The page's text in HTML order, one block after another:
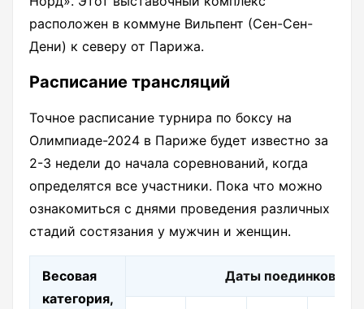
расположен в коммуне Вильпент (Сен-Сен-
Дени) к северу от Парижа.
Расписание трансляций
Точное расписание турнира по боксу на
Олимпиаде-2024 в Париже будет известно за
2-3 недели до начала соревнований, когда
определятся все участники. Пока что можно
ознакомиться с днями проведения различных
стадий состязания у мужчин и женщин.
Весовая
категория,
Даты поединков